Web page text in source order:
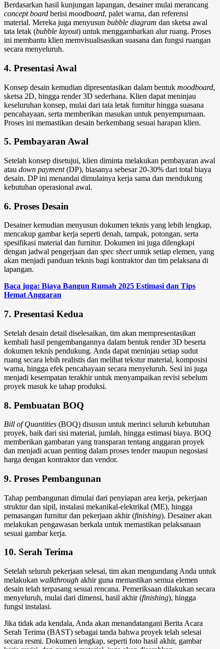
Berdasarkan hasil kunjungan lapangan, desainer mulai merancang
concept board berisi moodboard, palet warna, dan referensi
material. Mereka juga menyusun bubble diagram dan sketsa awal
tata letak (bubble layout) untuk menggambarkan alur ruang. Proses
ini membantu klien memvisualisasikan suasana dan fungsi ruangan
secara menyeluruh.
4. Presentasi Awal
Konsep desain kemudian dipresentasikan dalam bentuk moodboard,
sketsa 2D, hingga render 3D sederhana. Klien dapat meninjau
keseluruhan konsep, mulai dari tata letak furnitur hingga suasana
pencahayaan, serta memberikan masukan untuk penyempurnaan.
Proses ini memastikan desain berkembang sesuai harapan klien.
5. Pembayaran Awal
Setelah konsep disetujui, klien diminta melakukan pembayaran awal
atau down payment(DP), biasanya sebesar 20-30% dari total biaya
desain. DP ini menandai dimulainya kerja sama dan mendukung
kebutuhan operasional awal.
6. Proses Desain
Desainer kemudian menyusun dokumen teknis yang lebih lengkap,
mencakup gambar kerja seperti denah, tampak, potongan, serta
spesifikasi material dan furnitur. Dokumen ini juga dilengkapi
dengan jadwal pengerjaan dan spec sheetuntuk setiap elemen, yang
akan menjadi panduan teknis bagi kontraktor dan tim pelaksana di
lapangan.
Baca juga: Biaya Bangun Rumah 2025 Estimasi dan Tips
Hemat Anggaran
7. Presentasi Kedua
Setelah desain detail diselesaikan, tim akan mempresentasikan
kembali hasil pengembangannya dalam bentuk render 3D beserta
dokumen teknis pendukung. Anda dapat meninjau setiap sudut
ruang secara lebih realistis dan melihat tekstur material, komposisi
warna, hingga efek pencahayaan secara menyeluruh. Sesi ini juga
menjadi kesempatan terakhir untuk menyampaikan revisi sebelum
proyek masuk ke tahap produksi.
8. Pembuatan BOQ
Bill of Quantities (BOQ) disusun untuk merinci seluruh kebutuhan
proyek, baik dari sisi material, jumlah, hingga estimasi biaya. BOQ
memberikan gambaran yang transparan tentang anggaran proyek
dan menjadi acuan penting dalam proses tender maupun negosiasi
harga dengan kontraktor dan vendor.
9. Proses Pembangunan
Tahap pembangunan dimulai dari penyiapan area kerja, pekerjaan
struktur dan sipil, instalasi mekanikal-elektrikal (ME), hingga
pemasangan furnitur dan pekerjaan akhir (finishing). Desainer akan
melakukan pengawasan berkala untuk memastikan pelaksanaan
sesuai gambar kerja.
10. Serah Terima
Setelah seluruh pekerjaan selesai, tim akan mengundang Anda untuk
melakukan walkthrough akhir guna memastikan semua elemen
desain telah terpasang sesuai rencana. Pemeriksaan dilakukan secara
menyeluruh, mulai dari dimensi, hasil akhir (finishing), hingga
fungsi instalasi.
Jika tidak ada kendala, Anda akan menandatangani Berita Acara
Serah Terima (BAST) sebagai tanda bahwa proyek telah selesai
secara resmi. Dokumen lengkap, seperti foto hasil akhir, gambar